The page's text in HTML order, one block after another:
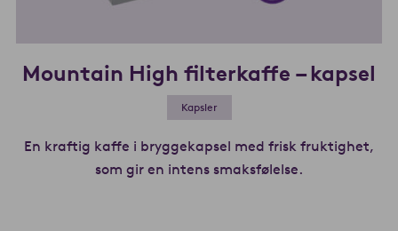
Mountain High filterkaffe – kapsel
Kapsler
En kraftig kaffe i bryggekapsel med frisk fruktighet,
som gir en intens smaksfølelse.